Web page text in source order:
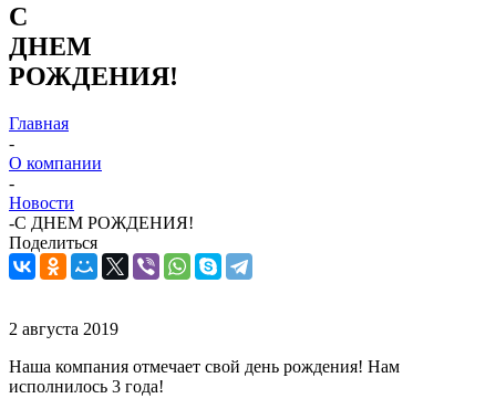
С
ДНЕМ
РОЖДЕНИЯ!
Главная
-
О компании
-
Новости
-С ДНЕМ РОЖДЕНИЯ!
Поделиться
2 августа 2019
Наша компания отмечает свой день рождения! Нам
исполнилось 3 года!